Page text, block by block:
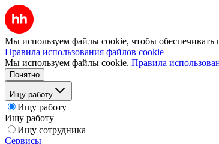
Мы используем файлы cookie, чтобы обеспечивать
Правила использования файлов cookie
Мы используем файлы cookie. Правила
Понятно
Ищу работу
Ищу работу
Ищу работу
Ищу сотрудника
Сервисы